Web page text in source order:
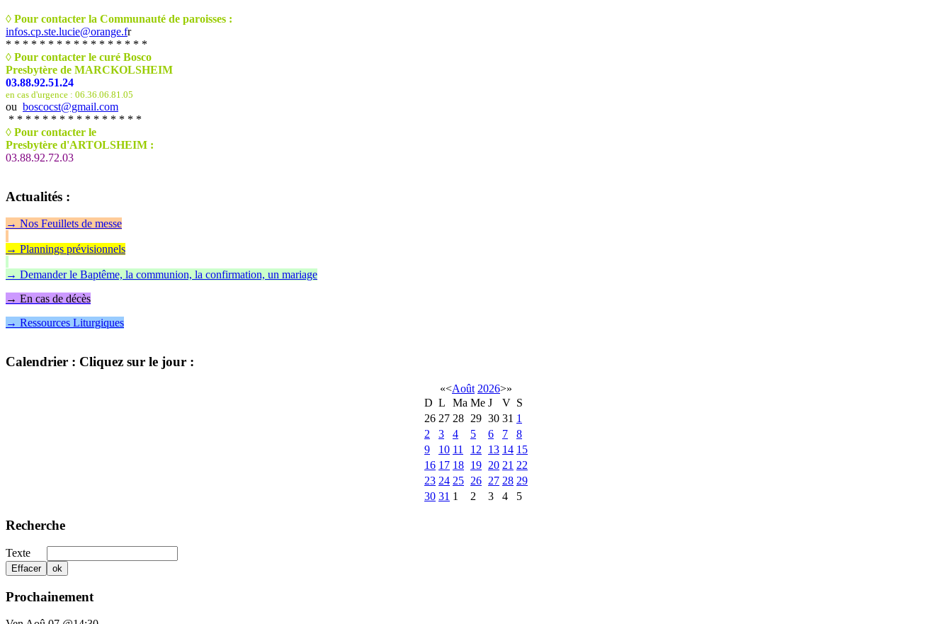
◊ Pour contacter la Communauté de paroisses :
infos.cp.ste.lucie@orange.fr
* * * * * * * * * * * * * * * * *
◊ Pour contacter le curé Bosco
Presbytère de MARCKOLSHEIM
03.88.92.51.24
en cas d'urgence : 06.36.06.81.05
ou boscocst@gmail.com
* * * * * * * * * * * * * * * *
◊ Pour contacter le
Presbytère d'ARTOLSHEIM :
03.88.92.72.03
Actualités :
→ Nos Feuillets de messe
→ Plannings prévisionnels
→ Demander le Baptême, la communion, la confirmation, un mariage
→ En cas de décès
→ Ressources Liturgiques
Calendrier : Cliquez sur le jour :
«<Août 2026>»
D L Ma Me J V S
26 27 28 29 30 31 1
2
3 4 5 6 7
8
9
10 11 12 13 14 15
16 17 18 19 20 21 22
23 24 25 26 27 28 29
30 31 1 2 3 4 5
Recherche
Texte
Prochainement